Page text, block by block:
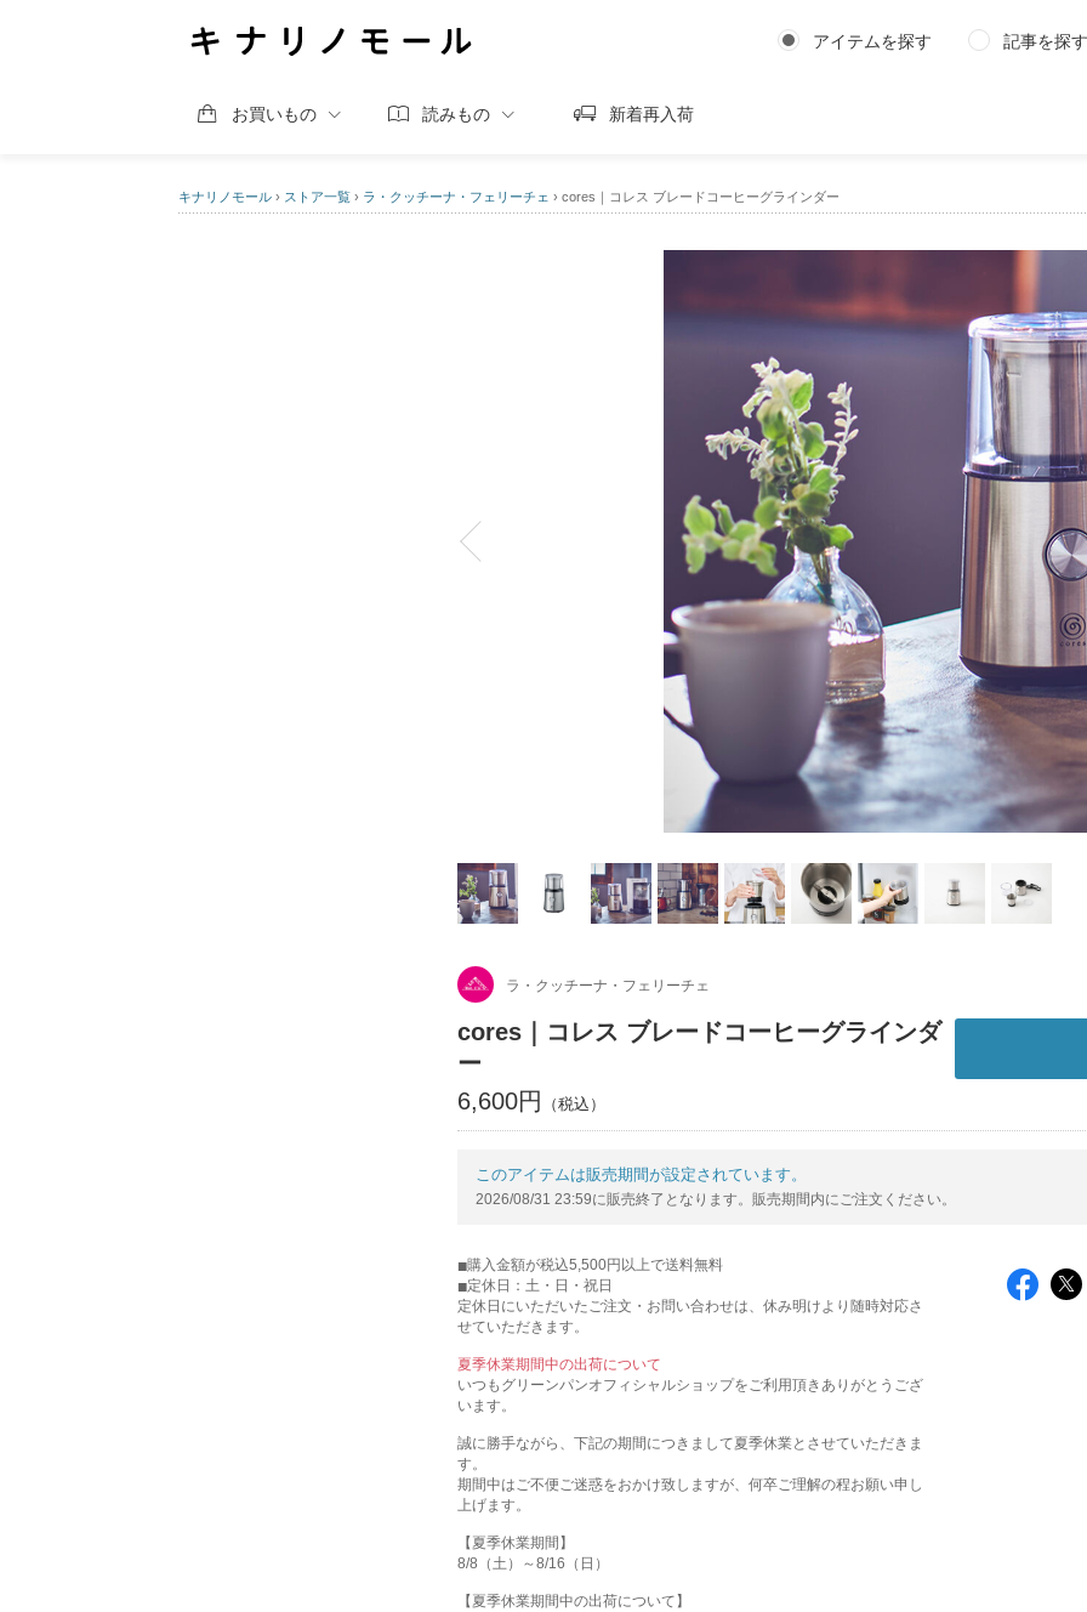
アイテムを探す 記事を探す
お買いもの 読みもの 新着再入荷
キナリノモール › ストア一覧 › ラ・クッチーナ・フェリーチェ › cores｜コレス ブレードコーヒーグラインダー
ラ・クッチーナ・フェリーチェ
cores｜コレス ブレードコーヒーグラインダ
ー
6,600円
このアイテムは販売期間が設定されています。
2026/08/31 23:59に販売終了となります。販売期間内にご注文ください。
購入金額が税込5,500円以上で送料無料
定休日：土・日・祝日
定休日にいただいたご注文・お問い合わせは、休み明けより随時対応さ
せていただきます。
夏季休業期間中の出荷について
いつもグリーンパンオフィシャルショップをご利用頂きありがとうござ
います。
誠に勝手ながら、下記の期間につきまして夏季休業とさせていただきま
す。
期間中はご不便ご迷惑をおかけ致しますが、何卒ご理解の程お願い申し
上げます。
【夏季休業期間】
8/8（土）～8/16（日）
【夏季休業期間中の出荷について】